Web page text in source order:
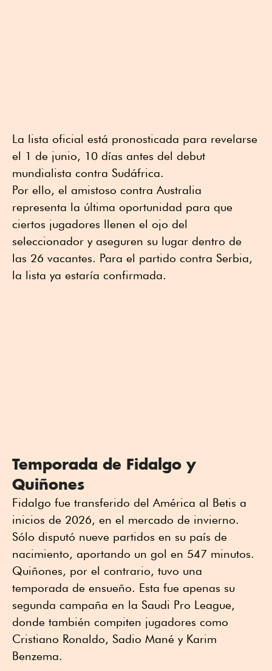
La lista oficial está pronosticada para revelarse
el 1 de junio, 10 días antes del debut
mundialista contra Sudáfrica.
Por ello, el amistoso contra Australia
representa la última oportunidad para que
ciertos jugadores llenen el ojo del
seleccionador y aseguren su lugar dentro de
las 26 vacantes. Para el partido contra Serbia,
la lista ya estaría confirmada.
Temporada de Fidalgo y
Quiñones
Fidalgo fue transferido del América al Betis a
inicios de 2026, en el mercado de invierno.
Sólo disputó nueve partidos en su país de
nacimiento, aportando un gol en 547 minutos.
Quiñones, por el contrario, tuvo una
temporada de ensueño. Esta fue apenas su
segunda campaña en la Saudi Pro League,
donde también compiten jugadores como
Cristiano Ronaldo, Sadio Mané y Karim
Benzema.